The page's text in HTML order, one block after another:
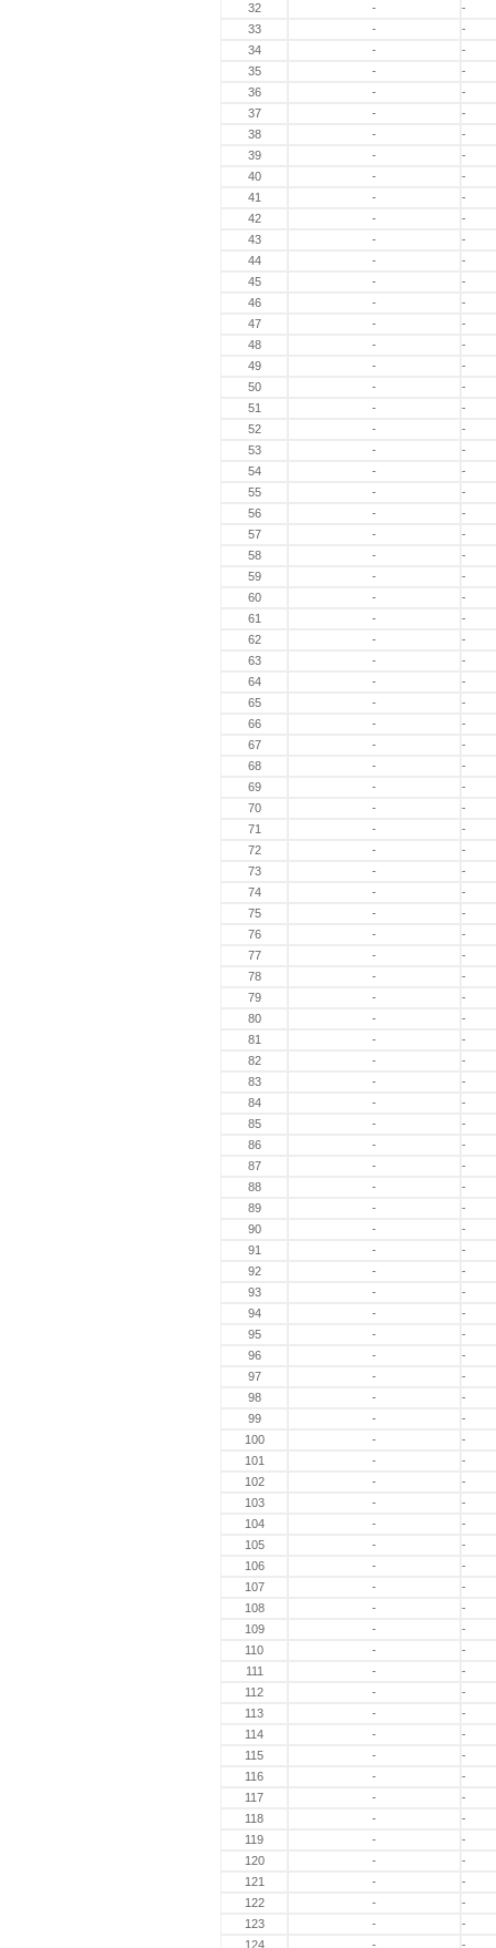
32
-
-
33
-
-
34
-
-
35
-
-
36
-
-
37
-
-
38
-
-
39
-
-
40
-
-
41
-
-
42
-
-
43
-
-
44
-
-
45
-
-
46
-
-
47
-
-
48
-
-
49
-
-
50
-
-
51
-
-
52
-
-
53
-
-
54
-
-
55
-
-
56
-
-
57
-
-
58
-
-
59
-
-
60
-
-
61
-
-
62
-
-
63
-
-
64
-
-
65
-
-
66
-
-
67
-
-
68
-
-
69
-
-
70
-
-
71
-
-
72
-
-
73
-
-
74
-
-
75
-
-
76
-
-
77
-
-
78
-
-
79
-
-
80
-
-
81
-
-
82
-
-
83
-
-
84
-
-
85
-
-
86
-
-
87
-
-
88
-
-
89
-
-
90
-
-
91
-
-
92
-
-
93
-
-
94
-
-
95
-
-
96
-
-
97
-
-
98
-
-
99
-
-
100
-
-
101
-
-
102
-
-
103
-
-
104
-
-
105
-
-
106
-
-
107
-
-
108
-
-
109
-
-
110
-
-
111
-
-
112
-
-
113
-
-
114
-
-
115
-
-
116
-
-
117
-
-
118
-
-
119
-
-
120
-
-
121
-
-
122
-
-
123
-
-
124
- -